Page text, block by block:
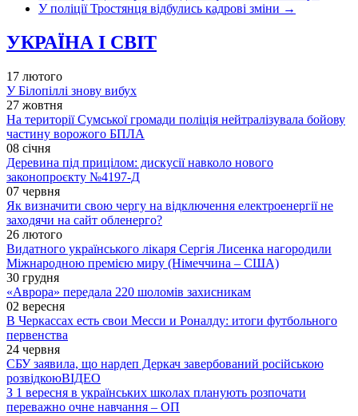
У поліції Тростянця відбулись кадрові зміни →
УКРАЇНА І СВІТ
17 лютого
У Білопіллі знову вибух
27 жовтня
На території Сумської громади поліція нейтралізувала бойову
частину ворожого БПЛА
08 січня
Деревина під прицілом: дискусії навколо нового
законопроєкту №4197-Д
07 червня
Як визначити свою чергу на відключення електроенергії не
заходячи на сайт обленерго?
26 лютого
Видатного українського лікаря Сергія Лисенка нагородили
Міжнародною премією миру (Німеччина – США)
30 грудня
«Аврора» передала 220 шоломів захисникам
02 вересня
В Черкассах есть свои Месси и Роналду: итоги футбольного
первенства
24 червня
СБУ заявила, що нардеп Деркач завербований російською
розвідкоюВІДЕО
З 1 вересня в українських школах планують розпочати
переважно очне навчання – ОП